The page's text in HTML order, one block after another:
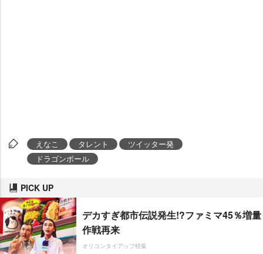
えなこ タレント
ツイッター発
ドラゴンボール
PICK UP
デカすぎ都市伝説発生!?ファミマ45％増量
作戦再来
オリコンタイアップ特集